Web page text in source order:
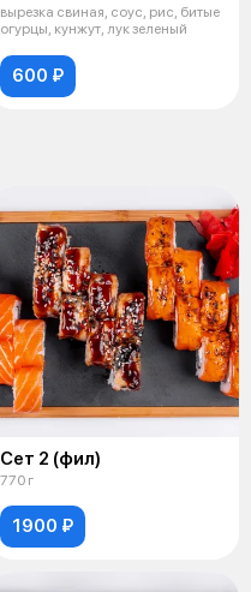
вырезка свиная, соус, рис, битые
огурцы, кунжут, лук зеленый
600 ₽
Сет 2 (фил)
770 г
1900 ₽